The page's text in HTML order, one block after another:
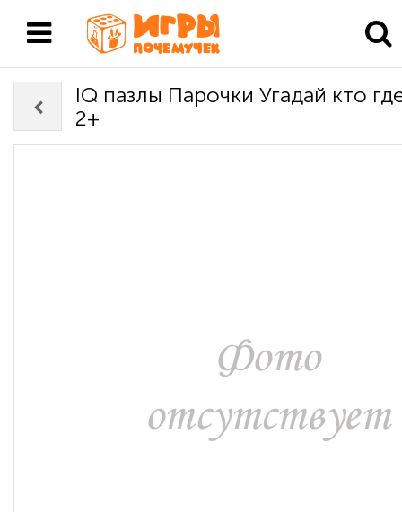
IQ пазлы Парочки Угадай кто
2+